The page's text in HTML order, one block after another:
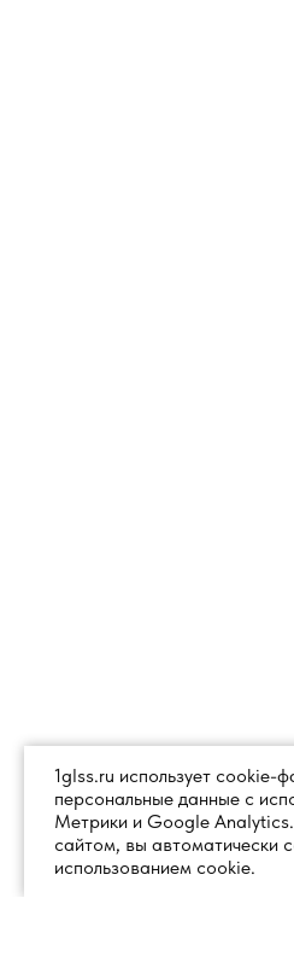
1glss.ru использует cookie-
персональные данные с
Метрики и Google
сайтом, вы автоматически
использованием cookie.